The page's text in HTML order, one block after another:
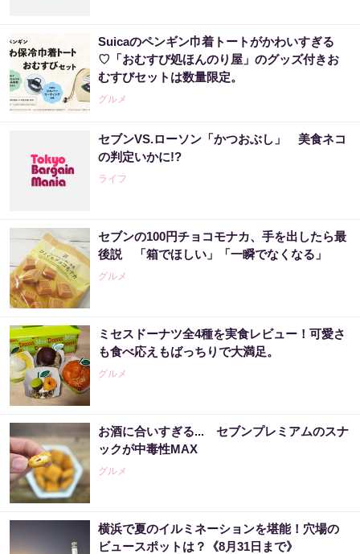
Suicaのペンギン巾着トートがかわいすぎる
♡「おむすび処ほんのり屋」のグッズ付きお
むすびセットは数量限定。
グルメ
セブンVS.ローソン「かつおぶし」 美食ネコ
の判定いかに!?
ライフ
セブンの100円チョコモナカ、手を出したら最
後説 「箱でほしい」「一瞬でなくなる」
グルメ
ミセスドーナツ全4種を実食レビュー！可愛さ
も食べ応えもばっちりで大満足。
グルメ
お酒に合いすぎる... セブンプレミアムのスナ
ックが中毒性MAX
グルメ
横浜で夏のイルミネーションを堪能！穴場の
ビュースポットは？《8月31日まで》